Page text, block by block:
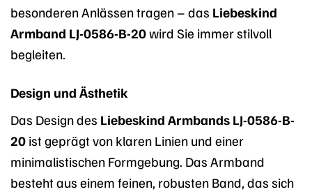
besonderen Anlässen tragen – das Liebeskind
Armband LJ-0586-B-20wird Sie immer stilvoll
begleiten.
Design und Ästhetik
Das Design des Liebeskind Armbands LJ-0586-B-
20 ist geprägt von klaren Linien und einer
minimalistischen Formgebung. Das Armband
besteht aus einem feinen, robusten Band, das sich